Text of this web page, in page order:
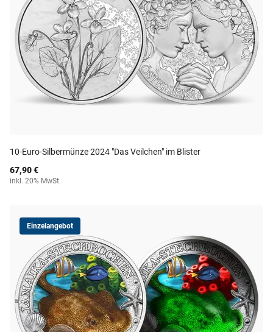
10-Euro-Silbermünze 2024 "Das Veilchen" im Blister
67,90 €
inkl. 20% MwSt.
Einzelangebot